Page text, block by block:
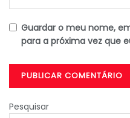
Guardar o meu nome,
para a próxima vez que
Pesquisar